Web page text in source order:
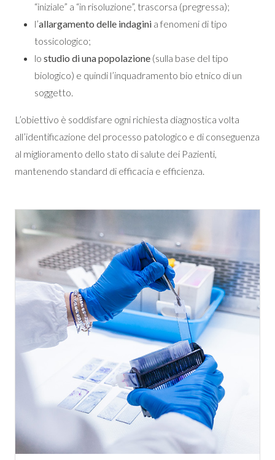
“iniziale” a “in risoluzione”, trascorsa (pregressa);
l’allargamento delle indagini a fenomeni di tipo
tossicologico;
lo studio di una popolazione (sulla base del tipo
biologico) e quindi l’inquadramento bio etnico di un
soggetto.
L’obiettivo è soddisfare ogni richiesta diagnostica volta
all’identificazione del processo patologico e di conseguenza
al miglioramento dello stato di salute dei Pazienti,
mantenendo standard di efficacia e efficienza.